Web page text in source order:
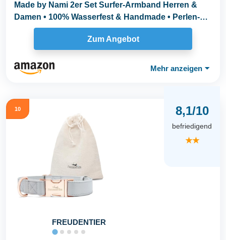
Made by Nami 2er Set Surfer-Armband Herren &
Damen • 100% Wasserfest & Handmade • Perlen-
Armband...
Zum Angebot
Mehr anzeigen ⏷
10
FREUDENTIER
8,1/10
befriedigend
★★